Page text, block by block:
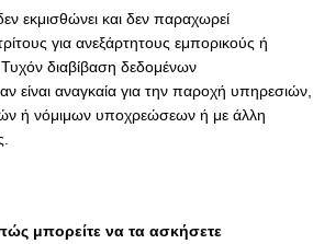
εκμισθώνει και δεν παραχωρεί
για ανεξάρτητους εμπορικούς ή
διαβίβαση δεδομένων
είναι αναγκαία για την παροχή υπηρεσιών,
ή νόμιμων υποχρεώσεων ή με άλλη
μπορείτε να τα ασκήσετε